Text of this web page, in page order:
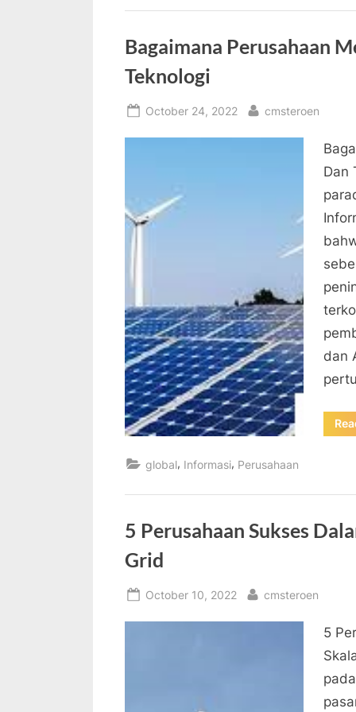
Bagaimana Perusahaan
Teknologi
Posted
October 24, 2022 By
cmsteroen
Dan
dan
global, Informasi, Perusahaan
5 Perusahaan Sukses
Grid
Posted
October 10, 2022 By
cmsteroen
5